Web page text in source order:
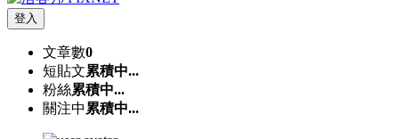
登入
文章數0
短貼文累積中...
粉絲累積中...
關注中 累積中...